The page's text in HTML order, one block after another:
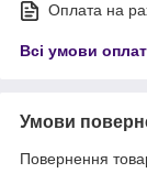
Оплата на
Всі умови
Умови
Повернення